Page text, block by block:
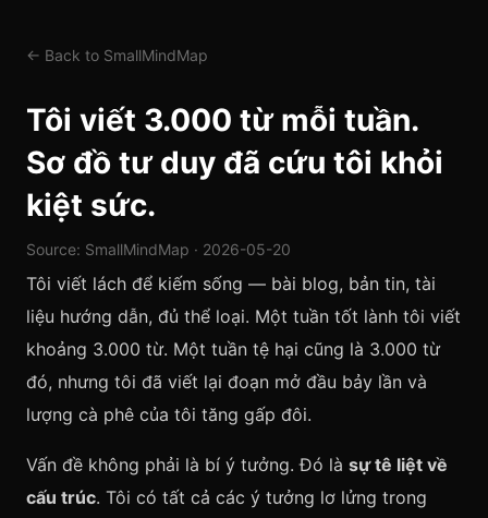
← Back to SmallMindMap
Tôi viết 3.000 từ mỗi tuần.
Sơ đồ tư duy đã cứu tôi khỏi
kiệt sức.
Source: SmallMindMap · 2026-05-20
Tôi viết lách để kiếm sống — bài blog, bản tin, tài
liệu hướng dẫn, đủ thể loại. Một tuần tốt lành tôi viết
khoảng 3.000 từ. Một tuần tệ hại cũng là 3.000 từ
đó, nhưng tôi đã viết lại đoạn mở đầu bảy lần và
lượng cà phê của tôi tăng gấp đôi.
Vấn đề không phải là bí ý tưởng. Đó là sự tê liệt về
cấu trúc. Tôi có tất cả các ý tưởng lơ lửng trong